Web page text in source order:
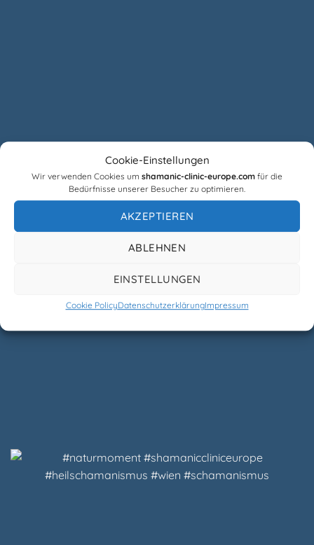
Cookie-Einstellungen
Wir verwenden Cookies um shamanic-clinic-europe.com für die
Bedürfnisse unserer Besucher zu optimieren.
AKZEPTIEREN
ABLEHNEN
EINSTELLUNGEN
Cookie PolicyDatenschutzerklärungImpressum